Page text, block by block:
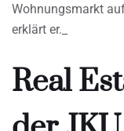
Wohnungsmarkt
erklärt er._
Real